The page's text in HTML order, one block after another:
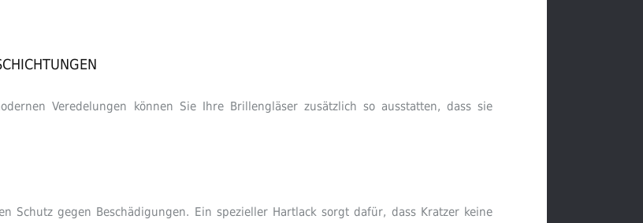
Veredelungen können Sie Ihre Brillengläser zusätzlich so ausstatten, dass sie
Schutz gegen Beschädigungen. Ein spezieller Hartlack sorgt dafür, dass Kratzer keine